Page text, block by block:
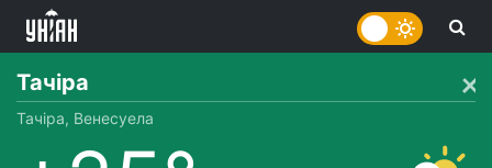
Тачіра
Тачіра, Венесуела